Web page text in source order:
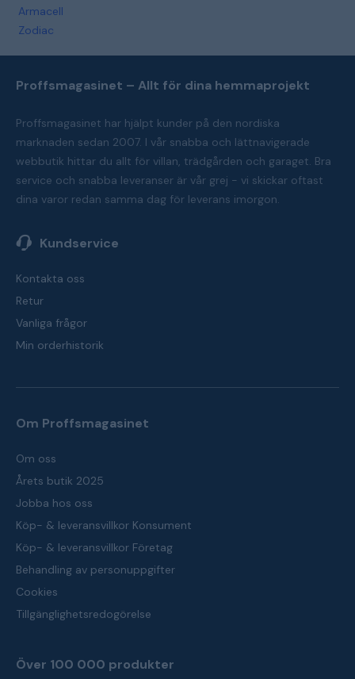
Armacell
Zodiac
Proffsmagasinet – Allt för dina hemmaprojekt
Proffsmagasinet har hjälpt kunder på den nordiska
marknaden sedan 2007. I vår snabba och lättnavigerade
webbutik hittar du allt för villan, trädgården och garaget. Bra
service och snabba leveranser är vår grej - vi skickar oftast
dina varor redan samma dag för leverans imorgon.
Kundservice
Kontakta oss
Retur
Vanliga frågor
Min orderhistorik
Om Proffsmagasinet
Om oss
Årets butik 2025
Jobba hos oss
Köp- & leveransvillkor Konsument
Köp- & leveransvillkor Företag
Behandling av personuppgifter
Cookies
Tillgänglighetsredogörelse
Över 100 000 produkter